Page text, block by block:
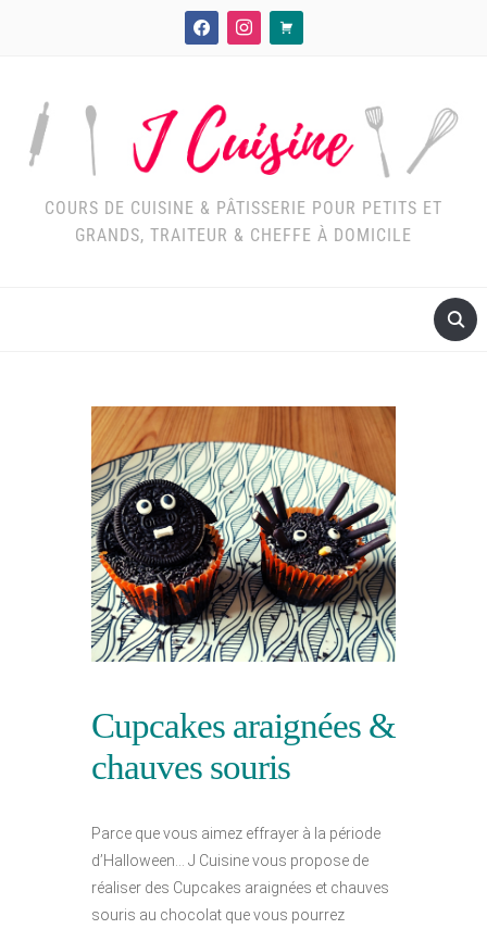
facebookinstagram
cart
COURS DE CUISINE & PÂTISSERIE POUR PETITS ET
GRANDS, TRAITEUR & CHEFFE À DOMICILE
Cupcakes araignées &
chauves souris
Parce que vous aimez effrayer à la période
d’Halloween… J Cuisine vous propose de
réaliser des Cupcakes araignées et chauves
souris au chocolat que vous pourrez